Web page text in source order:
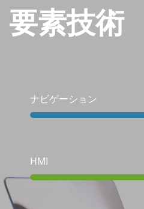
要素技術
ナビゲーション
HMI